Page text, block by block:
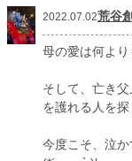
2022.07.02荒谷創
母の愛は何より
そして、亡き
を護れる人を探
今度こそ、泣か